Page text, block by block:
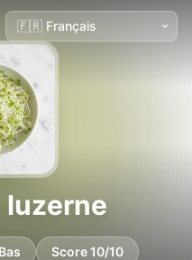
luzerne
Score 10/10